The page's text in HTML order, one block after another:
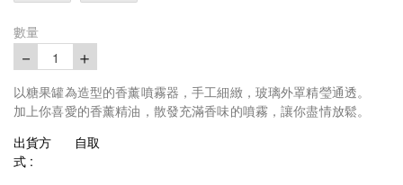
數量
－ 1 ＋
以糖果罐為造型的香薰噴霧器，手工細緻，玻璃外罩精瑩通透。
加上你喜愛的香薰精油，散發充滿香味的噴霧，讓你盡情放鬆。
出貨方
式 :
自取